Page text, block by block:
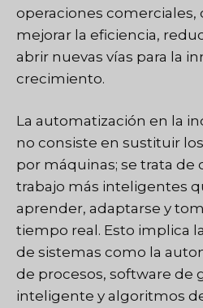
operaciones comerciales,
mejorar la eficiencia,
abrir nuevas vías para la
crecimiento.
La automatización en la
no consiste en sustituir
por máquinas; se trata de
trabajo más inteligentes
aprender, adaptarse y
tiempo real. Esto implica
de sistemas como la
de procesos, software de
inteligente y algoritmos